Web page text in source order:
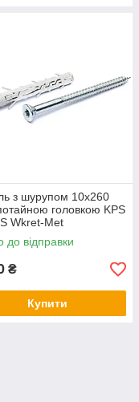
з шурупом 10х260
головкою KPS
Wkret-Met
до відправки
₴
Купити